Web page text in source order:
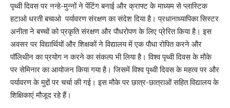
पृथ्वी दिवस पर नन्हे-मुन्नों ने पेंटिंग बनाई और क्राफ्ट के माध्यम से प्लास्टिक
हटाओ धरती बचाओ पर्यावरण संरक्षण का संदेश दिया है। प्रधानाध्यापिका सिस्टर
अनीता ने बच्चों को प्रकृति संरक्षण और पौधरोपण के लिए प्रेरित किया है। इस
अवसर पर विद्यार्थियों और शिक्षकों ने विद्यालय में एक पौधा रोपित करने और
पॉलिथीन का प्रयोग न करने का संकल्प भी लिया है। विश्व पृथ्वी दिवस के मौके
पर सेमिनार का आयोजन किया गया है। जिसमें विश्व पृथ्वी दिवस के महत्व पर और
पर्यावरण के मुद्दों पर चर्चा की गई। इस मौके पर छात्र-छात्राओं सहित विद्यालय के
शिक्षिकाएं मौजूद रहे हैं।